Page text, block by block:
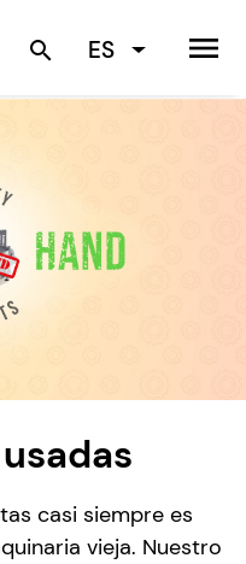
search ES menu
casi siempre es
vieja. Nuestro